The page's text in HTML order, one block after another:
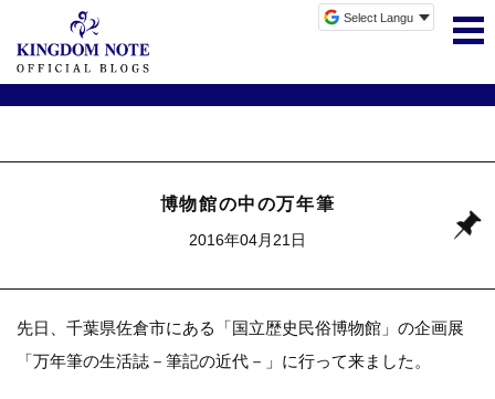
博物館の中の万年筆
2016年04月21日
先日、千葉県佐倉市にある「国立歴史民俗博物館」の企画展
「万年筆の生活誌－筆記の近代－」 に行って来ました。